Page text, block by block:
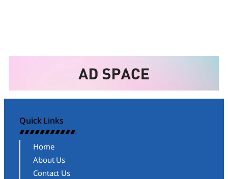
Quick Links
Home
About Us
Contact Us